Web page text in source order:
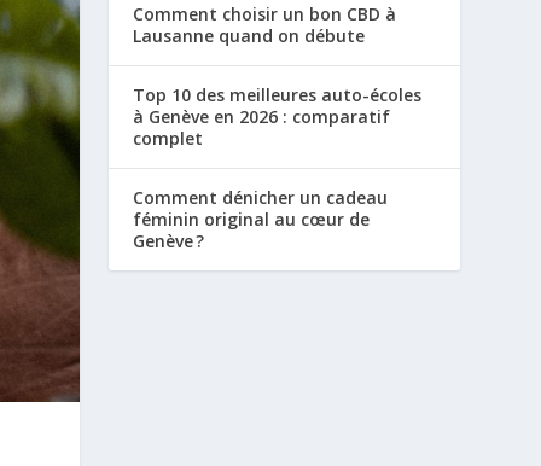
Comment choisir un bon CBD à
Lausanne quand on débute
Top 10 des meilleures auto-écoles
à Genève en 2026 : comparatif
complet
Comment dénicher un cadeau
féminin original au cœur de
Genève ?